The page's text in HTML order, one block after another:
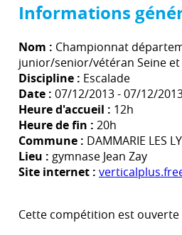
Informations
Nom : Championnat
junior/senior/vétéran Seine et
Discipline : Escalade
Date : 07/12/2013 - 07/12/
Heure d'accueil : 12h
Heure de fin : 20h
Commune : DAMMARIE LES
Lieu : gymnase Jean Zay
Site internet :
Cette compétition est ouverte